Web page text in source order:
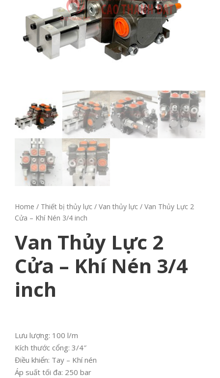
Home / Thiết bị thủy lực / Van thủy lực / Van Thủy Lực 2
Cửa – Khí Nén 3/4 inch
Van Thủy Lực 2
Cửa – Khí Nén 3/4
inch
Lưu lượng: 100 l/m
Kích thước cổng: 3/4″
Điều khiển: Tay – Khí nén
Áp suất tối đa: 250 bar